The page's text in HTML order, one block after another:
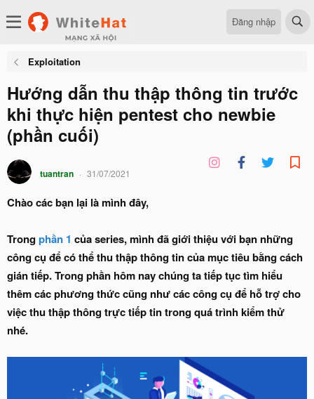
Đăng nhập
Exploitation
Hướng dẫn thu thập thông tin trước
khi thực hiện pentest cho newbie
(phần cuối)
tuantran 31/07/2021
Chào các bạn lại là mình đây,
Trongphần 1 của series, mình đã giới thiệu với bạn những
công cụ để có thể thu thập thông tin của mục tiêu bằng cách
gián tiếp. Trong phần hôm nay chúng ta tiếp tục tìm hiểu
thêm các phương thức cũng như các công cụ để hỗ trợ cho
việc thu thập thông trực tiếp tin trong quá trình kiểm thử
nhé.